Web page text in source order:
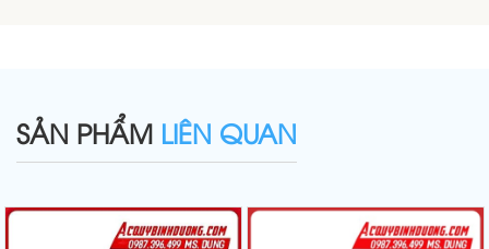
SẢN PHẨM LIÊN QUAN